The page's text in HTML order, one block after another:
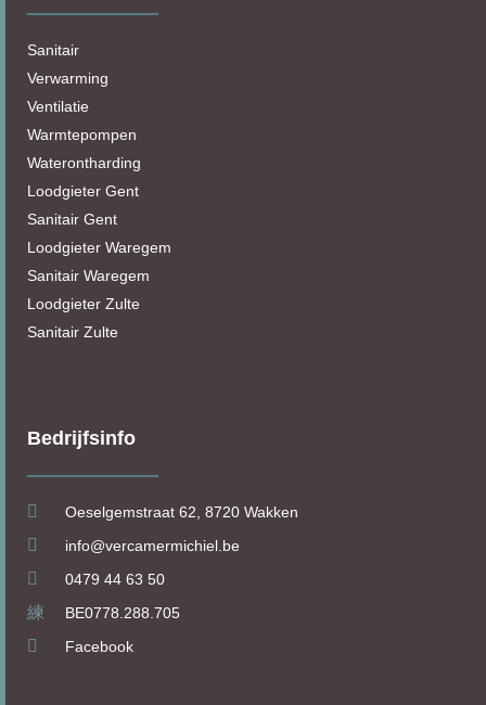
Sanitair
Verwarming
Ventilatie
Warmtepompen
Waterontharding
Loodgieter Gent
Sanitair Gent
Loodgieter Waregem
Sanitair Waregem
Loodgieter Zulte
Sanitair Zulte
Bedrijfsinfo
Oeselgemstraat 62, 8720 Wakken
info@vercamermichiel.be
0479 44 63 50
BE0778.288.705
Facebook